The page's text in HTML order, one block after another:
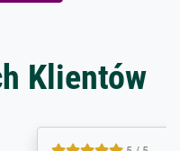
Klientów